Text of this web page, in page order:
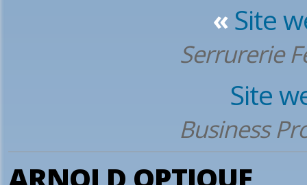
«Site
Serrurerie
Site
Business